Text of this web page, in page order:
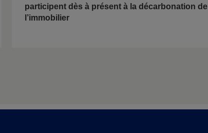
participent dès à présent à la décarbonation de
l’immobilier